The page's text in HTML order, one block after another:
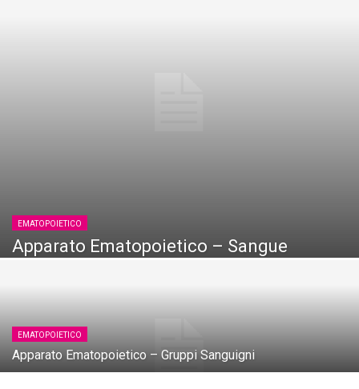
EMATOPOIETICO
Apparato Ematopoietico – Sangue
EMATOPOIETICO
Apparato Ematopoietico – Gruppi Sanguigni